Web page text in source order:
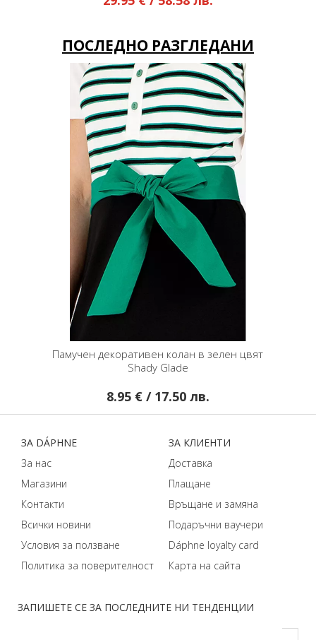
ПОСЛЕДНО РАЗГЛЕДАНИ
Памучен декоративен колан в зелен цвят
Shady Glade
8.95 € / 17.50 лв.
ЗАПИШЕТЕ СЕ ЗА ПОСЛЕДНИТЕ НИ ТЕНДЕНЦИИ
ЗA DÁPHNЕ
За нас
Магазини
Контакти
Всички новини
Условия за ползване
Политика за поверителност
ЗA КЛИЕНТИ
Доставка
Плащане
Връщане и замяна
Подаръчни ваучери
Dáphnе loyalty card
Карта на сайта